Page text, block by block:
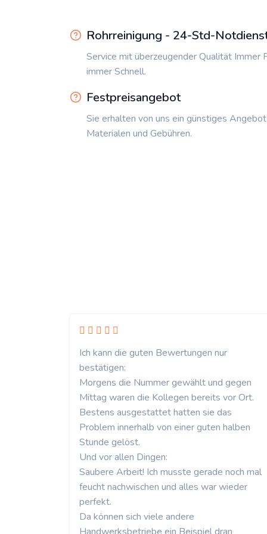
Rohrreinigung - 24-Std-
Service mit überzeugender Qualität Immer
immer Schnell.
Festpreisangebot
Sie erhalten von uns ein günstiges
Materialen und Gebühren.
Ich kann die guten Bewertungen nur
bestätigen:
Morgens die Nummer gewählt und gegen
Mittag waren die Kollegen bereits vor Ort.
Bestens ausgestattet hatten sie das
Problem innerhalb von einer guten halben
Stunde gelöst.
Und vor allen Dingen:
Saubere Arbeit! Ich musste gerade noch mal
feucht nachwischen und alles war wieder
perfekt.
Da können sich viele andere